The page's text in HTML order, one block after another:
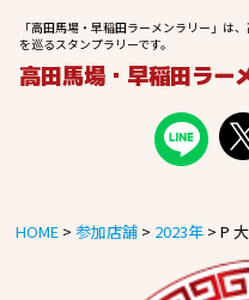
「高田馬場・早稲田ラーメンラリー」は
を巡るスタンプラリーです。
高田馬場・早稲田ラ
HOME > 参加店舗 > 2023年 > P